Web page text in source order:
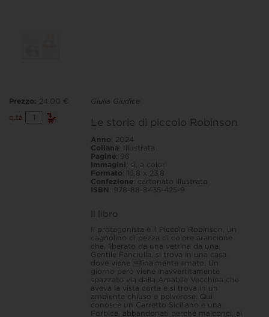
Giulia Giudice
Le storie di piccolo Robinson
Anno: 2024
Collana: Illustrata
Pagine: 96
Immagini: sì, a colori
Formato: 16,8 x 23,8
Confezione: cartonato illustrato
ISBN : 978-88-8435-425-9
Il libro
Il protagonista è il Piccolo Robinson, un
cagnolino di pezza di colore arancione
che, liberato da una vetrina da una
Gentile Fanciulla, si trova in una casa
dove viene finalmente amato. Un
giorno però viene inavvertitamente
spazzato via dalla Amabile Vecchina che
aveva la vista corta e si trova in un
ambiente chiuso e polverose. Qui
conosce un Carretto Siciliano e una
Forbice, abbandonati perché malconci, ai
Prezzo: 24.00 €
q.tà
storie